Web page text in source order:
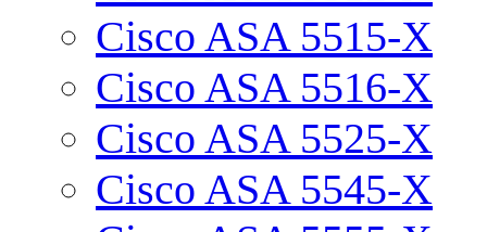
Cisco ASA 5515-X
Cisco ASA 5516-X
Cisco ASA 5525-X
Cisco ASA 5545-X